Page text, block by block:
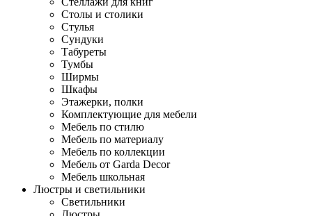
Столы и столики
Стулья
Сундуки
Табуреты
Тумбы
Ширмы
Шкафы
Этажерки, полки
Комплектующие для мебели
Мебель по стилю
Мебель по материалу
Мебель по коллекции
Мебель от Garda Decor
Мебель школьная
Люстры и светильники
Светильники